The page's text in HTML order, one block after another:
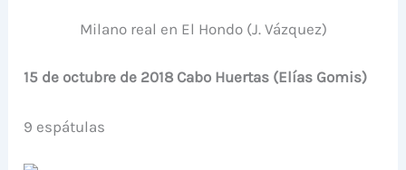
Milano real en El Hondo (J. Vázquez)
15 de octubre de 2018 Cabo Huertas (Elías Gomis)
9 espátulas